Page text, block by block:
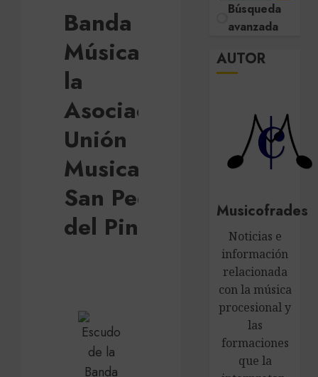
Banda de
Música de
la
Asociación
Unión
Musical de
San Pedro
del Pinatar
Búsqueda
avanzada
AUTOR
Musicofrades
Noticias e
información
relacionada
con la música
procesional y
las
formaciones
que la